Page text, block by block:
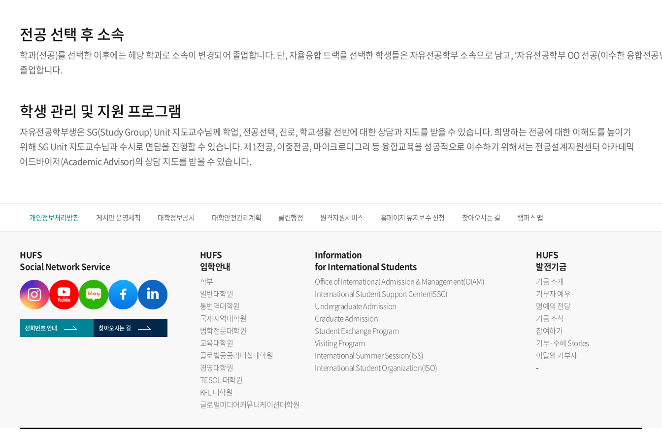
전공 선택 후 소속
학과(전공)를 선택한 이후에는 해당 학과로 소속이 변경되어 졸업합니다. 단, 자율융합 트랙을 선택한 학생들은 자유전공학부 소속으로 남고, ‘자유전공학부 OO 전공(이수한 융합전공
졸업합니다.
학생 관리 및 지원 프로그램
자유전공학부생은 SG(Study Group) Unit 지도교수님께 학업, 전공선택, 진로, 학교생활 전반에 대한 상담과 지도를 받을 수 있습니다. 희망하는 전공에 대한 이해도를 높이기
위해 SG Unit 지도교수님과 수시로 면담을 진행할 수 있습니다. 제1전공, 이중전공, 마이크로디그리 등 융합교육을 성공적으로 이수하기 위해서는 전공설계지원센터 아카데믹
어드바이저(Academic Advisor)의 상담 지도를 받을 수 있습니다.
개인정보처리방침 게시판 운영세칙 대학정보공시 대학안전관리계획 클린행정 원격지원서비스 홈페이지 유지보수 신청 찾아오시는 길 캠퍼스 맵
HUFS
Social Network Service
전화번호 안내 찾아오시는 길
HUFS
입학안내
학부
일반대학원
통번역대학원
국제지역대학원
법학전문대학원
교육대학원
글로벌공공리더십대학원
경영대학원
TESOL 대학원
KFL 대학원
글로벌미디어커뮤니케이션대학원
Information
for International Students
Office of International Admission & Management(OIAM)
International Student Support Center(ISSC)
Undergraduate Admission
Graduate Admission
Student Exchange Program
Visiting Program
International Summer Session(ISS)
International Student Organization(ISO)
HUFS
발전기금
기금 소개
기부자 예우
명예의 전당
기금 소식
참여하기
기부·수혜 Stories
이달의 기부자
-